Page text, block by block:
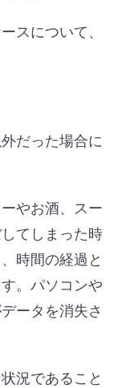
スについて、
だった場合に
やお酒、スー
てしまった時
時間の経過と
。パソコンや
ータを消失さ
況であること